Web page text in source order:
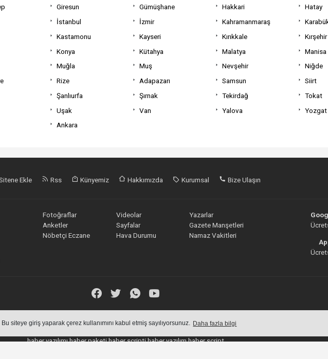
siteye giriş yaparak çerez kullanımını kabul etmiş sayılıyorsunuz. Daha fazla bilgi
Giresun Gümüşhane Hakkari
Hatay
İstanbul İzmir Kahramanmaraş
Kastamonu Kayseri Kırıkkale
Kırşehir
Konya Kütahya Malatya
Manisa
Muğla Muş Nevşehir
Niğde
Rize Adapazarı Samsun
Siirt
Şanlıurfa Şırnak Tekirdağ
Tokat
Uşak Van Yalova
Yozgat
Ankara
Ekle Rss Künyemiz Hakkımızda Kurumsal Bize Ulaşın
Fotoğraflar Videolar
Yazarlar
Anketler
Sayfalar
Gazete Manşetleri
Nöbetçi Eczane
Hava Durumu Namaz Vakitleri
haber yazılımıhaber paketihaber scriptihaber yazılımhaber script